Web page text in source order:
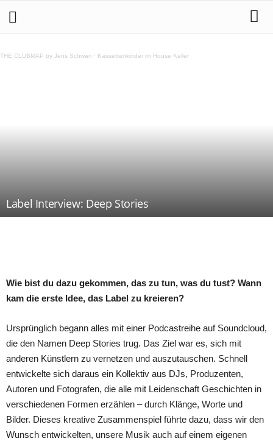
THE CLUBMAP by Jens Schwan · Kassettenkinder im House Keller
Label Interview: Deep Stories
Wie bist du dazu gekommen, das zu tun, was du tust? Wann
kam die erste Idee, das Label zu kreieren?
Ursprünglich begann alles mit einer Podcastreihe auf Soundcloud,
die den Namen Deep Stories trug. Das Ziel war es, sich mit
anderen Künstlern zu vernetzen und auszutauschen. Schnell
entwickelte sich daraus ein Kollektiv aus DJs, Produzenten,
Autoren und Fotografen, die alle mit Leidenschaft Geschichten in
verschiedenen Formen erzählen – durch Klänge, Worte und
Bilder. Dieses kreative Zusammenspiel führte dazu, dass wir den
Wunsch entwickelten, unsere Musik auch auf einem eigenen